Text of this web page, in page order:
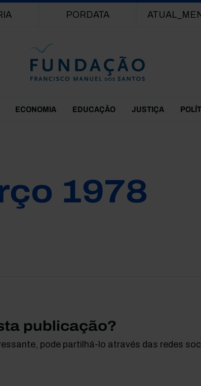
PORDATA
ECONOMIA EDUCAÇÃO JUSTIÇA
1978
publicação?
pode partilhá-lo através das redes